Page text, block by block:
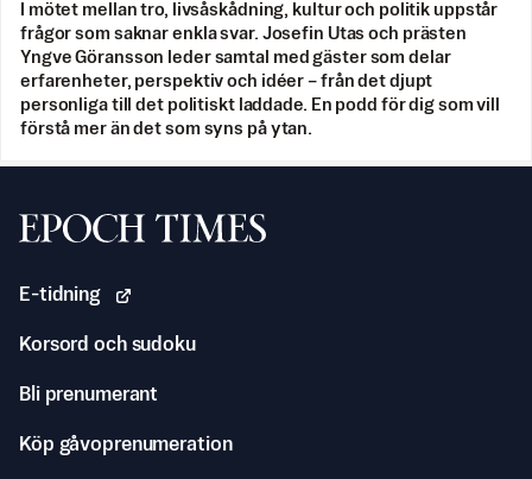
I mötet mellan tro, livsåskådning, kultur och politik uppstår
frågor som saknar enkla svar. Josefin Utas och prästen
Yngve Göransson leder samtal med gäster som delar
erfarenheter, perspektiv och idéer – från det djupt
personliga till det politiskt laddade. En podd för dig som vill
förstå mer än det som syns på ytan.
Svenska Epoch Times
E-tidning
Korsord och sudoku
Bli prenumerant
Köp gåvoprenumeration